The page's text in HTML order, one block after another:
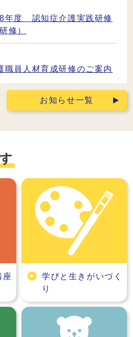
8年度 認知症介護実践研修
修）
員人材育成研修のご案内
お知らせ一覧
座
学びと生きがいづく
り